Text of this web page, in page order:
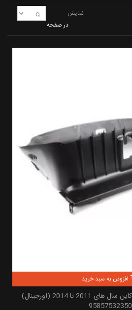
نمایش
در صفحه
افزودن به سبد خرید
بادگیر وسط رادیات پورشه کاین سال های 2011 تا 2014 (اورجینال) -
95857532350